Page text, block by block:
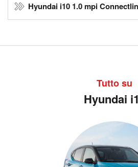
Hyundai i10 1.0 mpi
Tutto su
Hyundai